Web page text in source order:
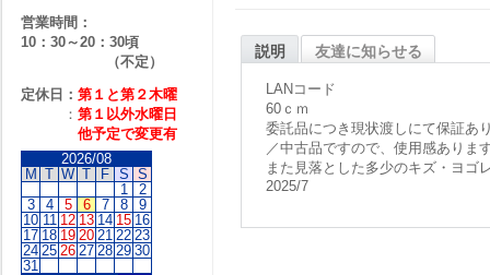
説明 友達に知らせる
LANコード
60ｃｍ
委託品につき現状渡しにて保証あ
／中古品ですので、使用感ありま
また見落とした多少のキズ・ヨゴ
2025/7
営業時間：
10：30～20：30頃
（不定）
定休日： 第１と第２木曜
： 第１以外水曜日
他予定で変更有
2026/08
M T W T F S S
1
2
3
4 5 6 7 8
9
10 11 12 13 14 15 16
17 18 19 20 21 22 23
24 25 26 27 28 29 30
31